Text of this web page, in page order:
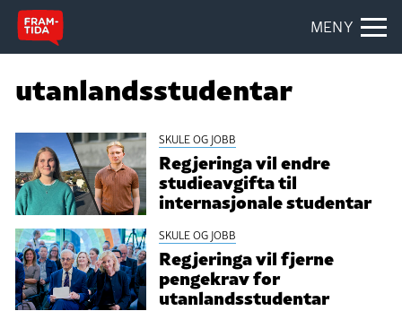
MENY
utanlandsstudentar
SKULE OG JOBB
Regjeringa vil endre
studieavgifta til
internasjonale studentar
SKULE OG JOBB
Regjeringa vil fjerne
pengekrav for
utanlandsstudentar